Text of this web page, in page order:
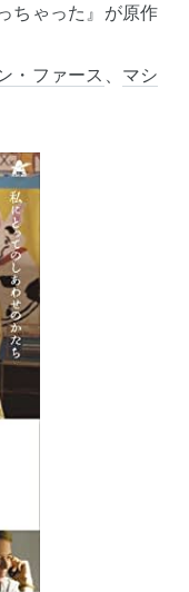
ちゃった』が原作
・ファース 、 マシ